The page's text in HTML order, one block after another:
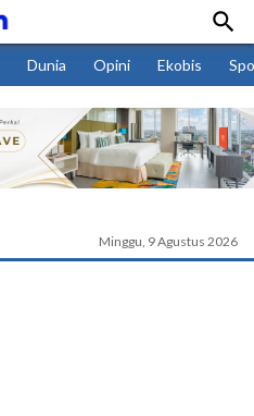

Dunia Opini Ekobis
Minggu, 9 Agustus 2026